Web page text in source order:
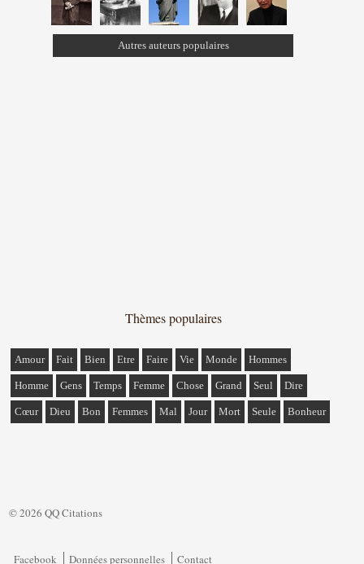
Autres auteurs populaires
Thèmes populaires
Amour Fait Bien Etre Faire Vie Monde Hommes
Homme Gens Temps Femme Chose Grand Seul Dire
Cœur Dieu Bon Femmes Mal Jour Mort Seule Bonheur
© 2026 QQ Citations
Facebook Données personnelles Contact